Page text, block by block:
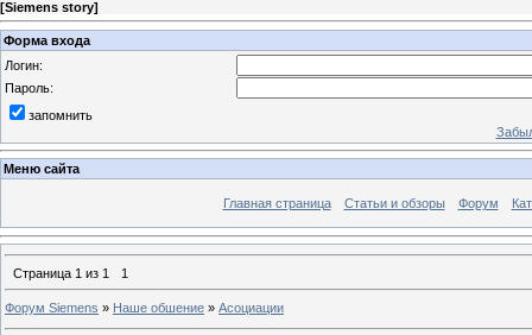
[Siemens story]
Форма входа
Логин:
Пароль:
запомнить
Меню сайта
Главная страница Статьи и обзоры Форум
Страница 1 из 1 1
Форум Siemens » Наше обшение » Асоциации